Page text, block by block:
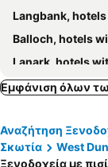
Langbank,
Balloch, hotels
Lanark, hotels
Drymen, hotels
Falkirk, hotels
Bellshill, hotels
Εμφάνιση όλων
Αναζήτηση
Σκωτία
West
Ξενοδοχεία με